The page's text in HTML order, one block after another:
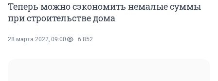
Теперь можно сэкономить немалые суммы
при строительстве дома
28 марта 2022, 09:00 6 852